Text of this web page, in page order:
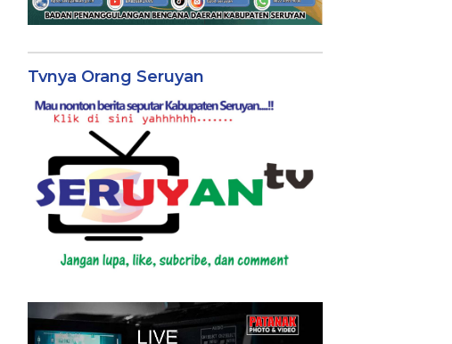
Tvnya Orang Seruyan